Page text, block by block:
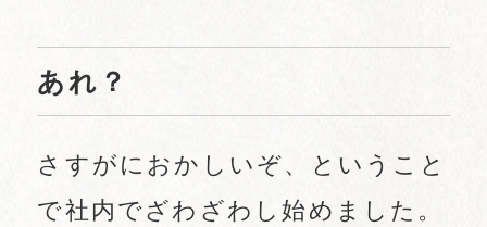
あれ？
さすがにおかしいぞ、ということ
で社内でざわざわし始めました。